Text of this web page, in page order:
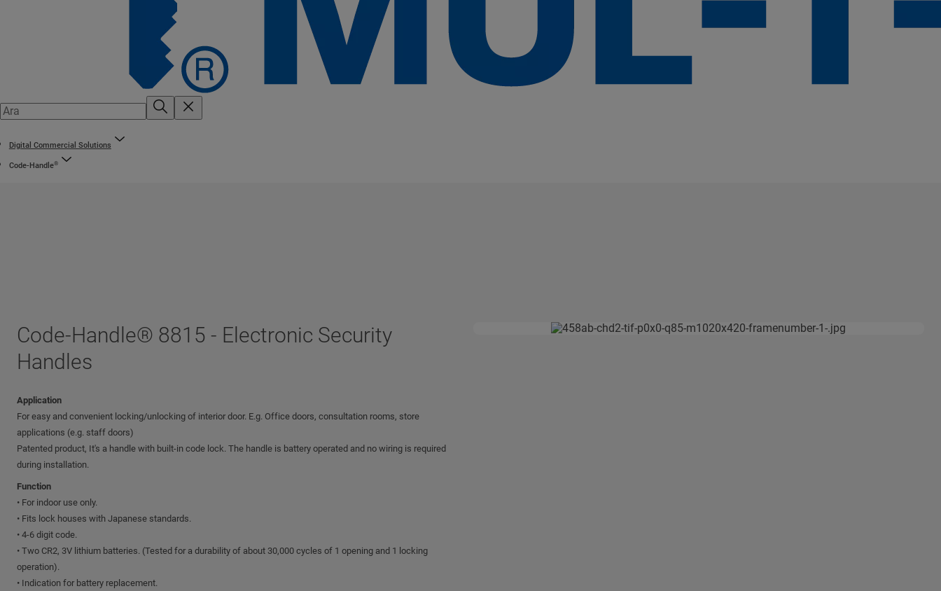
Digital Commercial Solutions
Code-Handle®
Code-Handle® 8815 - Electronic Security
Handles
Application
For easy and convenient locking/unlocking of interior door. E.g. Office doors, consultation rooms, store
applications (e.g. staff doors)
Patented product, It's a handle with built-in code lock. The handle is battery operated and no wiring is required
during installation.
Function
• For indoor use only.
• Fits lock houses with Japanese standards.
• 4-6 digit code.
• Two CR2, 3V lithium batteries. (Tested for a durability of about 30,000 cycles of 1 opening and 1 locking
operation).
• Indication for battery replacement.